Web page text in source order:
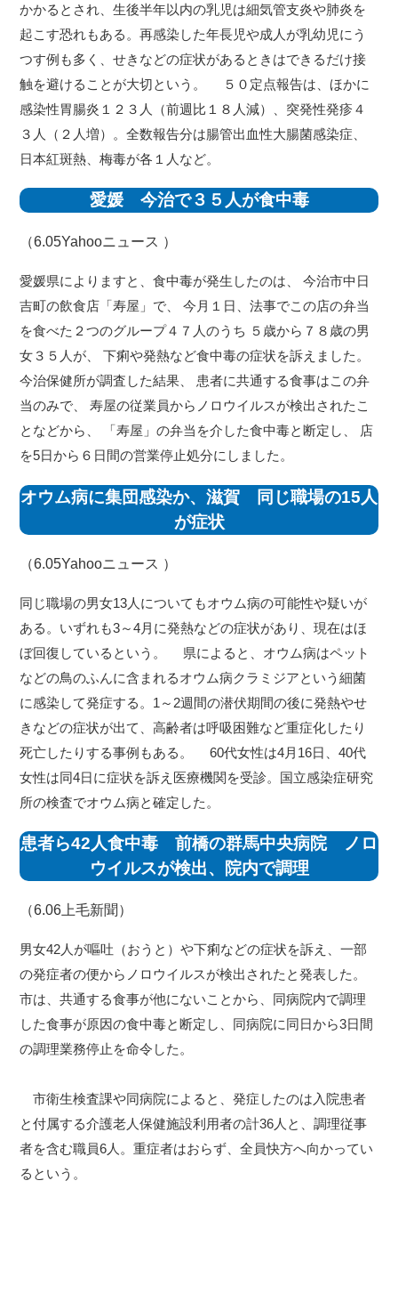
かかるとされ、生後半年以内の乳児は細気管支炎や肺炎を
起こす恐れもある。再感染した年長児や成人が乳幼児にう
つす例も多く、せきなどの症状があるときはできるだけ接
触を避けることが大切という。 ５０定点報告は、ほかに
感染性胃腸炎１２３人（前週比１８人減）、突発性発疹４
３人（２人増）。全数報告分は腸管出血性大腸菌感染症、
日本紅斑熱、梅毒が各１人など。
愛媛 今治で３５人が食中毒
（6.05Yahooニュース ）
愛媛県によりますと、食中毒が発生したのは、 今治市中日
吉町の飲食店「寿屋」で、 今月１日、法事でこの店の弁当
を食べた２つのグループ４７人のうち ５歳から７８歳の男
女３５人が、 下痢や発熱など食中毒の症状を訴えました。
今治保健所が調査した結果、 患者に共通する食事はこの弁
当のみで、 寿屋の従業員からノロウイルスが検出されたこ
となどから、 「寿屋」の弁当を介した食中毒と断定し、 店
を5日から６日間の営業停止処分にしました。
オウム病に集団感染か、滋賀 同じ職場の15人
が症状
（6.05Yahooニュース ）
同じ職場の男女13人についてもオウム病の可能性や疑いが
ある。いずれも3～4月に発熱などの症状があり、現在はほ
ぼ回復しているという。 県によると、オウム病はペット
などの鳥のふんに含まれるオウム病クラミジアという細菌
に感染して発症する。1～2週間の潜伏期間の後に発熱やせ
きなどの症状が出て、高齢者は呼吸困難など重症化したり
死亡したりする事例もある。 60代女性は4月16日、40代
女性は同4日に症状を訴え医療機関を受診。国立感染症研究
所の検査でオウム病と確定した。
患者ら42人食中毒 前橋の群馬中央病院 ノロ
ウイルスが検出、院内で調理
（6.06 上毛新聞 ）
男女42人が嘔吐（おうと）や下痢などの症状を訴え、一部
の発症者の便からノロウイルスが検出されたと発表した。
市は、共通する食事が他にないことから、同病院内で調理
した食事が原因の食中毒と断定し、同病院に同日から3日間
の調理業務停止を命令した。
市衛生検査課や同病院によると、発症したのは入院患者
と付属する介護老人保健施設利用者の計36人と、調理従事
者を含む職員6人。重症者はおらず、全員快方へ向かってい
るという。